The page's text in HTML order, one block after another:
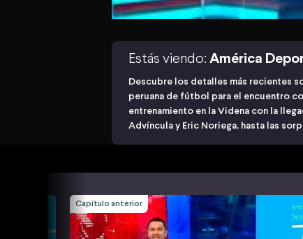
Estás viendo: América
Descubre los detalles más recientes
peruana de fútbol para el encuentro
entrenamiento en la Videna con la
Advíncula y Eric Noriega, hasta las
Capítulo anterior